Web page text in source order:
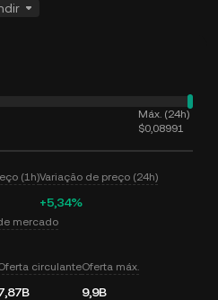
Máx. (24h)
$0,08991
(1h)Variação de preço (24h)
+5,34%
mercado
circulanteOferta máx.
9,9B